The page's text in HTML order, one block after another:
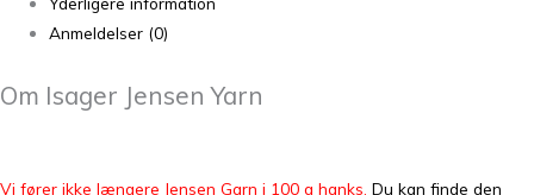
Anmeldelser (0)
Om Isager Jensen Yarn
Vi fører ikke længere Jensen Garn i 100 g hanks. Du kan finde den